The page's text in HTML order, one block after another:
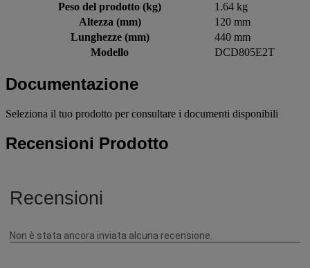
Peso del prodotto (kg)
1.64 kg
Altezza (mm)
120 mm
Lunghezze (mm)
440 mm
Modello
DCD805E2T
Documentazione
Seleziona il tuo prodotto per consultare i documenti disponibili
Recensioni Prodotto